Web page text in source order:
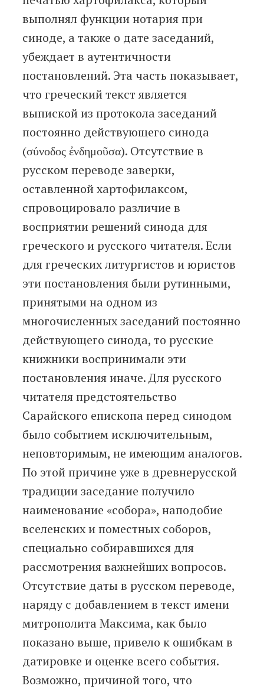
выполнял функции нотария при
синоде, а также о дате заседаний,
убеждает в аутентичности
постановлений. Эта часть показывает,
что греческий текст является
выпиской из протокола заседаний
постоянно действующего синода
(σύνοδος ἐνδημοῦσα). Отсутствие в
русском переводе заверки,
оставленной хартофилаксом,
спровоцировало различие в
восприятии решений синода для
греческого и русского читателя. Если
для греческих литургистов и юристов
эти постановления были рутинными,
принятыми на одном из
многочисленных заседаний постоянно
действующего синода, то русские
книжники воспринимали эти
постановления иначе. Для русского
читателя предстоятельство
Сарайского епископа перед синодом
было событием исключительным,
неповторимым, не имеющим аналогов.
По этой причине уже в древнерусской
традиции заседание получило
наименование «собора», наподобие
вселенских и поместных соборов,
специально собиравшихся для
рассмотрения важнейших вопросов.
Отсутствие даты в русском переводе,
наряду с добавлением в текст имени
митрополита Максима, как было
показано выше, привело к ошибкам в
датировке и оценке всего события.
Возможно, причиной того, что